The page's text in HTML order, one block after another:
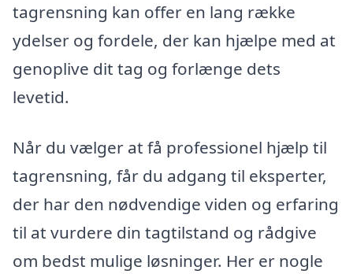
tagrensning kan offer en lang række
ydelser og fordele, der kan hjælpe med at
genoplive dit tag og forlænge dets
levetid.
Når du vælger at få professionel hjælp til
tagrensning, får du adgang til eksperter,
der har den nødvendige viden og erfaring
til at vurdere din tagtilstand og rådgive
om bedst mulige løsninger. Her er nogle